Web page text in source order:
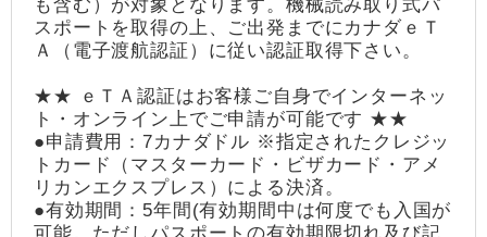
も含む）が対象となります。機械読み取り式パ
スポートを取得の上、ご出発までにカナダｅＴ
Ａ（電子渡航認証）に従い認証取得下さい。
★★ ｅＴＡ認証はお客様ご自身でインターネッ
ト・オンライン上でご申請が可能です ★★
●申請費用：7カナダドル ※指定されたクレジッ
トカード（マスターカード・ビザカード・アメ
リカンエクスプレス）による決済。
●有効期間：5年間(有効期間中は何度でも入国が